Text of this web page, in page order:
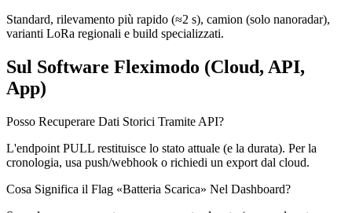
Standard, rilevamento più rapido (≈2 s), camion (solo nanoradar),
varianti LoRa regionali e build specializzati.
Sul Software Fleximodo (Cloud, API,
App)
Posso Recuperare Dati Storici Tramite API?
L'endpoint PULL restituisce lo stato attuale (e la durata). Per la
cronologia, usa push/webhook o richiedi un export dal cloud.
Cosa Significa il Flag «Batteria Scarica» Nel Dashboard?